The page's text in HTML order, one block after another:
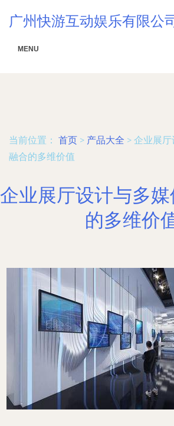
广州快游互动娱乐有限公
MENU
当前位置： 首页 > 产品大全 > 企业展
融合的多维价值
企业展厅设计与多
的多维价